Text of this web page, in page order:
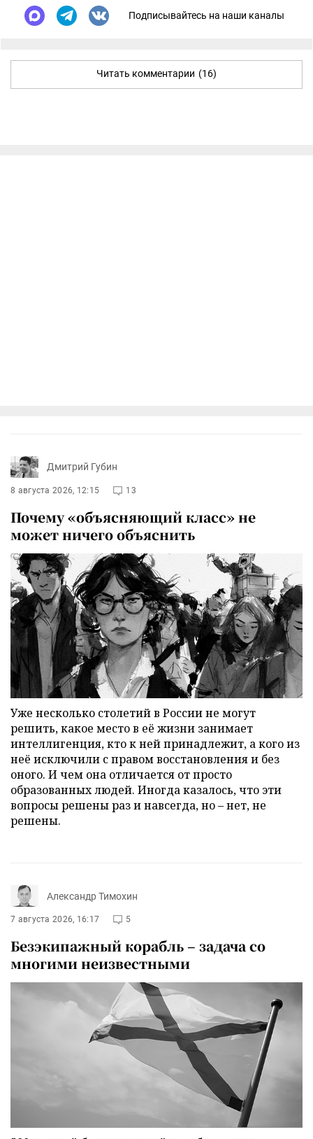
Подписывайтесь на наши каналы
Читать комментарии (16)
Дмитрий Губин
8 августа 2026, 12:15 13
Почему «объясняющий класс» не
может ничего объяснить
Уже несколько столетий в России не могут
решить, какое место в её жизни занимает
интеллигенция, кто к ней принадлежит, а кого из
неё исключили с правом восстановления и без
оного. И чем она отличается от просто
образованных людей. Иногда казалось, что эти
вопросы решены раз и навсегда, но – нет, не
решены.
Александр Тимохин
7 августа 2026, 16:17 5
Безэкипажный корабль – задача со
многими неизвестными